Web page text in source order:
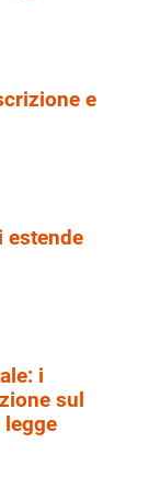
e
estende
i
sul